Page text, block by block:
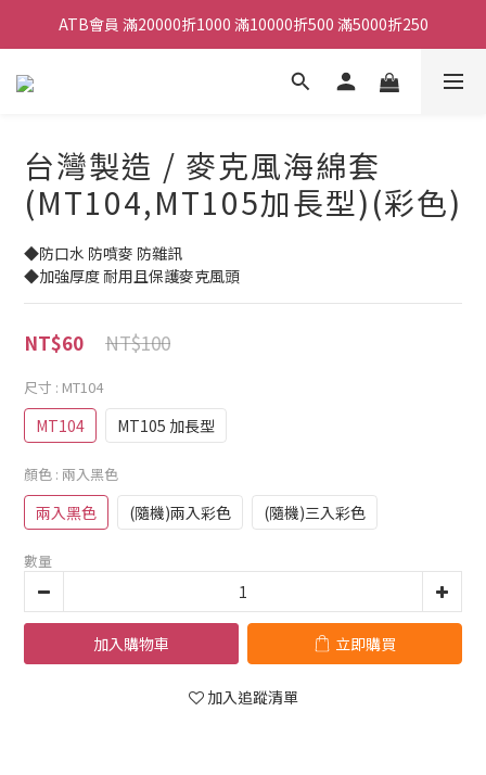
ATB會員 滿20000折1000 滿10000折500 滿5000折250
ATB會員 滿20000折1000 滿10000折500 滿5000折250
全館滿490元免運
ATB會員 滿20000折1000 滿10000折500 滿5000折250
台灣製造 / 麥克風海綿套
(MT104,MT105加長型)(彩色)
◆防口水 防噴麥 防雜訊
◆加強厚度 耐用且保護麥克風頭
NT$100
NT$60
尺寸 : MT104
MT104 MT105 加長型
顏色 : 兩入黑色
兩入黑色 (隨機)兩入彩色 (隨機)三入彩色
數量
加入購物車 立即購買
加入追蹤清單